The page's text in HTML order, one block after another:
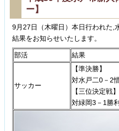
ー】
9月27日（木曜日）本日行われた,
結果をお知らせいたします。
部活 結果
サッカー
【準決勝】
対水戸二0－2
【三位決定戦】
対緑岡3－1勝